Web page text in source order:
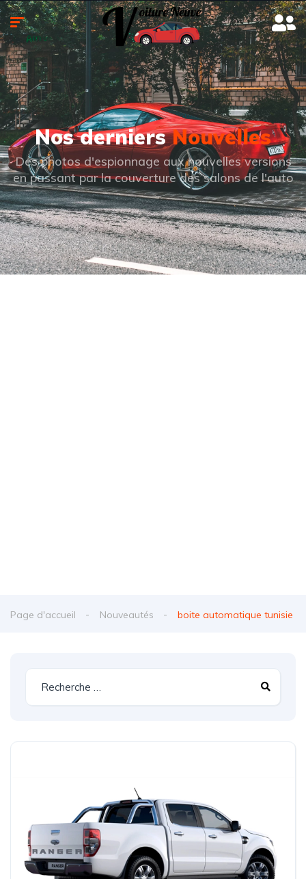
Nos derniersNouvelles
Des photos d'espionnage aux nouvelles versions
en passant par la couverture des salons de l'auto
Page d'accueil Nouveautés boite automatique tunisie